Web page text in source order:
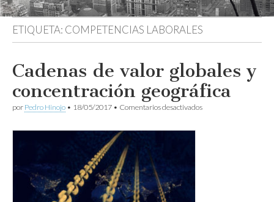
ETIQUETA: COMPETENCIAS LABORALES
Cadenas de valor globales y
concentración geográfica
por Pedro Hinojo • 18/05/2017 • Comentarios desactivadosen